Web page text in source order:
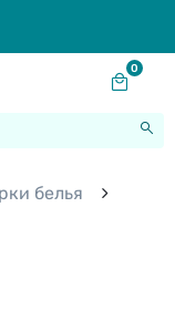
0
белья